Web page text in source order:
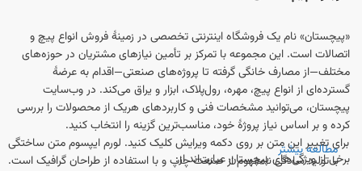
«پیچستان» نام یک فروشگاه اینترنتی تخصصی در زمینهٔ فروش انواع پیچ و
اتصالات است. این مجموعه با تمرکز بر تأمین نیازهای مشتریان در حوزه‌های
مختلف—از مصارف خانگی گرفته تا پروژه‌های صنعتی—اقدام به عرضهٔ
گسترده‌ای از انواع پیچ، مهره، رول‌پلاک، ابزار و یراق می‌کند. در وب‌سایت
پیچستان، می‌توانید مشخصات فنی و کاربردهای هریک از محصولات را بررسی
کرده و بر اساس نیاز پروژهٔ خود، مناسب‌ترین گزینه را انتخاب کنید.
برخی از ویژگی‌های پیچستان عبارت‌اند از:
مطالعه بیشتر
برای تغییر این متن بر روی دکمه ویرایش کلیک کنید. لورم ایپسوم متن ساختگی
با تولید سادگی نامفهوم از صنعت چاپ و با استفاده از طراحان گرافیک است.